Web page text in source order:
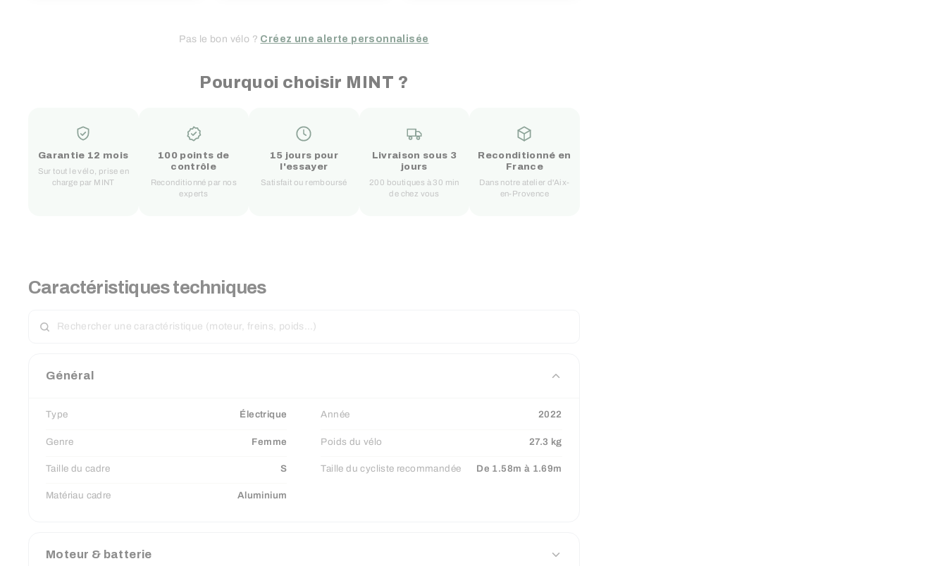
Pas le bon vélo ? Créez une alerte personnalisée
Pourquoi choisir MINT ?
Garantie 12 mois
Sur tout le vélo, prise en
charge par MINT
100 points de
contrôle
Reconditionné par nos
experts
15 jours pour
l'essayer
Satisfait ou remboursé
Livraison sous 3
jours
200 boutiques à 30 min
de chez vous
Reconditionné en
France
Dans notre atelier d'Aix-
en-Provence
Caractéristiques techniques
UNE
Général
Type Électrique Année 2022
Genre Femme Poids du vélo 27.3 kg
Taille du cadre S Taille du cycliste recommandée De 1.58m à 1.69m
Matériau cadre Aluminium
Moteur & batterie